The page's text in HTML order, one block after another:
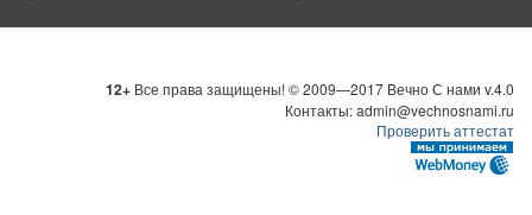
12+ Все права защищены! © 2009—2017 Вечно С нами v.4.0
Контакты: admin@vechnosnami.ru
Проверить аттестат